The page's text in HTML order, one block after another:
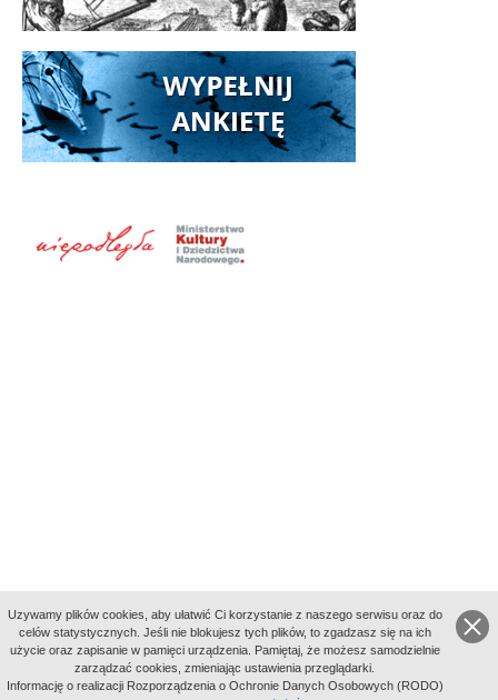
Uzywamy plików cookies, aby ułatwić Ci korzystanie z naszego serwisu oraz do
celów statystycznych. Jeśli nie blokujesz tych plików, to zgadzasz się na ich
użycie oraz zapisanie w pamięci urządzenia. Pamiętaj, że możesz samodzielnie
zarządzać cookies, zmieniając ustawienia przeglądarki.
Informację o realizacji Rozporządzenia o Ochronie Danych Osobowych (RODO)